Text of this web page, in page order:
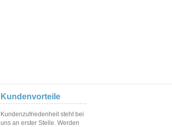
Kundenvorteile
Kundenzufriedenheit steht bei
uns an erster Stelle. Werden